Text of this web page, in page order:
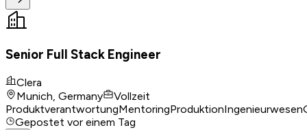
Senior Full Stack Engineer
Clera
Munich, Germany
Vollzeit
ProduktverantwortungMentoringProduktionIngenieurwesen
Gepostet vor einem Tag